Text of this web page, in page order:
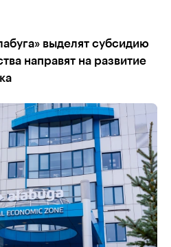
выделят субсидию
направят на развитие